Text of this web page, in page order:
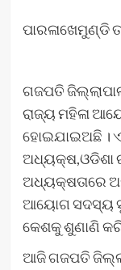
ପାରଳାଖେମୁଣ୍ଡି
ଗଜପତି
ରାଜ୍ୟ ମହିଳା
ହୋଇଯାଇଅଛି ।
ଅଧ୍ୟକ୍ଷ,ଓଡିଶା
ଅଧ୍ୟକ୍ଷତାରେ
ଆୟୋଗ ସଦସ୍ୟ
କେଶକୁ ଶୁଣାଣି
ଆଜି ଗଜପତି